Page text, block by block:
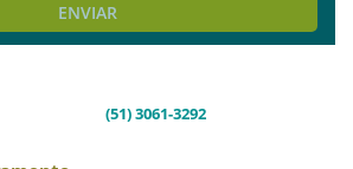
ENVIAR
(51) 3061-3292